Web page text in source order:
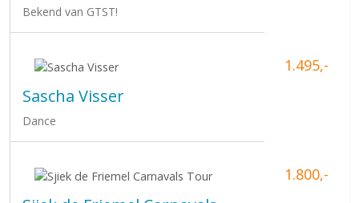
Bekend van GTST!
Sascha Visser
Dance
1.495,-
1.800,-